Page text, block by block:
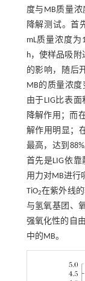
度与MB质量
降解测试。首
mL质量浓度为
h，使样品吸
的影响，随后
MB的质量浓
由于LIG比表
降解作用；而
解作用明显；
最高，达到
首先是LIG依
用力对MB进行
TiO2在紫外线
与氢氧基团、
强氧化性的自
中的MB。